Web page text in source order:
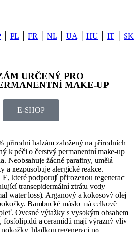
│ PL FR NL UA HU IT
SK
URČENÝ PRO
MAKE-UP
E-SHOP
přírodní balzám založený na přírodních
k péči o čerstvý permanentní make-up
Neobsahuje žádné parafiny, umělá
a nezpůsobuje alergické reakce.
které podporují přirozenou regeneraci
transepidermální ztrátu vody
water loss). Arganový a kokosový olej
Bambucké máslo má celkově
Ovesné výtažky s vysokým obsahem
fosfolipidů a ceramidů mají výrazný vliv
hladkou regeneraci po